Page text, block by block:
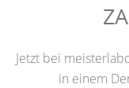
Jetzt bei
in einem